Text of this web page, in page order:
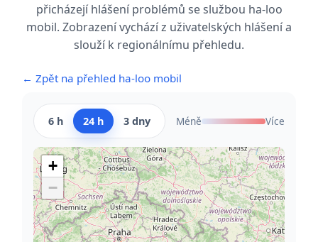
přicházejí hlášení problémů se službou ha-loo
mobil. Zobrazení vychází z uživatelských hlášení a
slouží k regionálnímu přehledu.
← Zpět na přehled ha-loo mobil
6 h 24 h 3 dny Méně Více
+
−